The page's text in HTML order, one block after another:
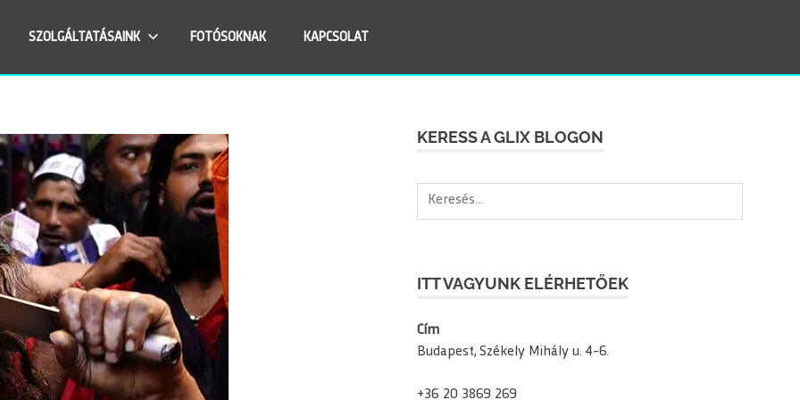
SZOLGÁLTATÁSAINK FOTÓSOKNAK KAPCSOLAT
KERESS A GLIX BLOGON
Keresés:
ITT VAGYUNK ELÉRHETŐEK
Cím
Budapest, Székely Mihály u. 4-6.
+36 20 3869 269